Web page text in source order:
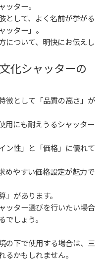
ッター。
として、よく名前が挙がる
ッター」。
について、明快にお伝えし
化シャッターの
徴として「品質の高さ」が
用にも耐えうるシャッター
ン性」と「価格」に優れて
めやすい価格設定が魅力で
があります。
ッター選びを行いたい場合
しょう。
の下で使用する場合は、三
かもしれません。